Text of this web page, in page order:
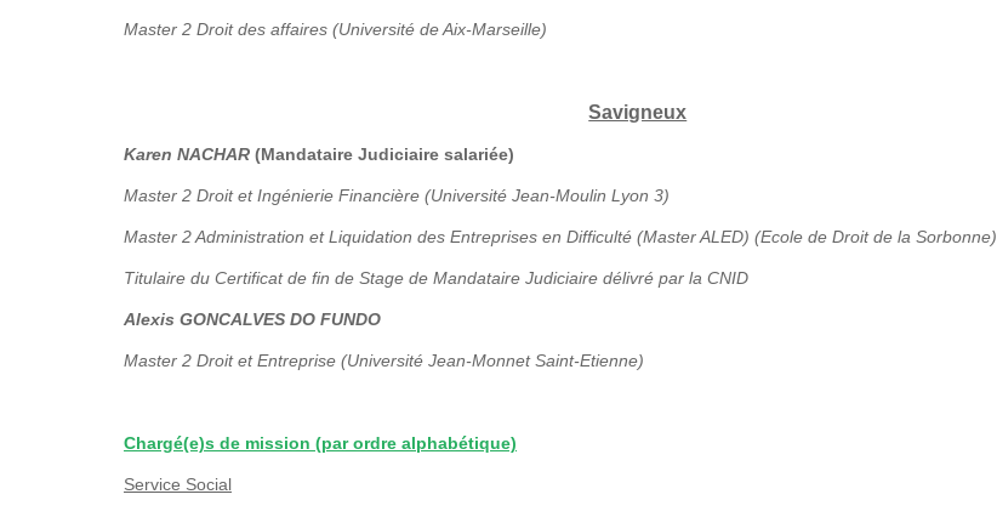
Master 2 Droit des affaires (Université de Aix-Marseille)
Savigneux
Karen NACHAR (Mandataire Judiciaire salariée)
Master 2 Droit et Ingénierie Financière (Université Jean-Moulin Lyon 3)
Master 2 Administration et Liquidation des Entreprises en Difficulté (Master ALED) (Ecole de Droit de la Sorbonne)
Titulaire du Certificat de fin de Stage de Mandataire Judiciaire délivré par la CNID
Alexis GONCALVES DO FUNDO
Master 2 Droit et Entreprise (Université Jean-Monnet Saint-Etienne)
Chargé(e)s de mission (par ordre alphabétique)
Service Social